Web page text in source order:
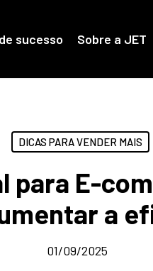
sucesso Sobre a JET
DICAS PARA VENDER MAIS
E-
a
01/09/2025